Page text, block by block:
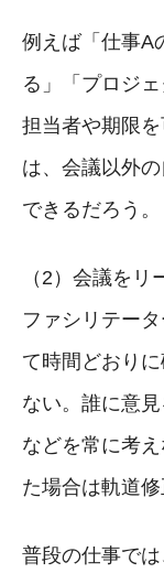
例えば「仕事A
る」「プロジ
担当者や期限
は、会議以外
できるだろう。
（2）会議をリ
ファシリテー
て時間どおり
ない。誰に意
などを常に考
た場合は軌道修
普段の仕事で